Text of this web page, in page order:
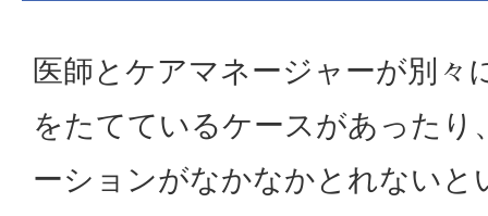
医師とケアマネージャーが別々
をたてているケースがあったり
ーションがなかなかとれないと